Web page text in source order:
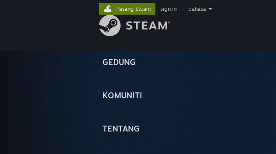
GEDUNG
KOMUNITI
TENTANG
Pasang Steam sign in bahasa